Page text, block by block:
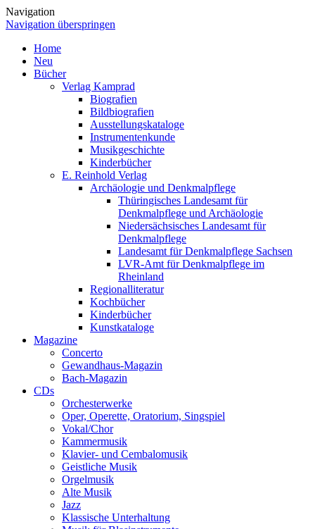
Navigation
Navigation überspringen
Home
Neu
Bücher
Verlag Kamprad
Biografien
Bildbiografien
Ausstellungskataloge
Instrumentenkunde
Musikgeschichte
Kinderbücher
E. Reinhold Verlag
Archäologie und Denkmalpflege
Thüringisches Landesamt für
Denkmalpflege und Archäologie
Niedersächsisches Landesamt für
Denkmalpflege
Landesamt für Denkmalpflege Sachsen
LVR-Amt für Denkmalpflege im
Rheinland
Regionalliteratur
Kochbücher
Kinderbücher
Kunstkataloge
Magazine
Concerto
Gewandhaus-Magazin
Bach-Magazin
CDs
Orchesterwerke
Oper, Operette, Oratorium, Singspiel
Vokal/Chor
Kammermusik
Klavier- und Cembalomusik
Geistliche Musik
Orgelmusik
Alte Musik
Jazz
Klassische Unterhaltung